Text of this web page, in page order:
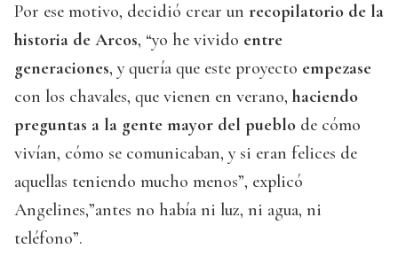
Por ese motivo, decidió crear un recopilatorio de la
historia de Arcos, “yo he vivido entre
generaciones, y quería que este proyecto empezase
con los chavales, que vienen en verano, haciendo
preguntas a la gente mayor del pueblo de cómo
vivían, cómo se comunicaban, y si eran felices de
aquellas teniendo mucho menos”, explicó
Angelines,”antes no había ni luz, ni agua, ni
teléfono”.